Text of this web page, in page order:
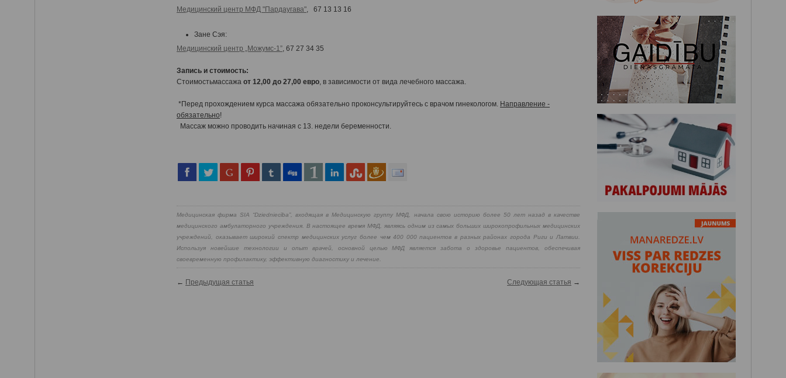
Медицинский центр МФД "Пардаугава", 67 13 13 16
Зане Сэя:
Медицинский центр „Можумс-1”, 67 27 34 35
Запись и стоимость:
Стоимостьмассажа от 12,00 до 27,00 евро, в зависимости от вида лечебного массажа.
*Перед прохождением курса массажа обязательно проконсультируйтесь с врачом гинекологом. Направление -
обязательно!
Массаж можно проводить начиная с 13. недели беременности.
Медицинская фирма SIA “Dziedniecība”, входящая в Медицинскую группу МФД, начала свою историю более 50 лет назад в качестве
медицинского амбулаторного учреждения. В настоящее время МФД, являясь одним из самых больших широкопрофильных медицинских
учреждений, оказывает широкий спектр медицинских услуг более чем 400 000 пациентов в разных районах города Риги и Латвии.
Используя новейшие технологии и опыт врачей, основной целью МФД является забота о здоровье пациентов, обеспечивая
своевременную профилактику, эффективную диагностику и лечение.
← Предыдущая статья Следующая статья →